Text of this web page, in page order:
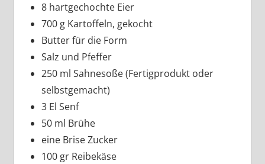
8 hartgechochte Eier
700 g Kartoffeln, gekocht
Butter für die Form
Salz und Pfeffer
250 ml Sahnesoße (Fertigprodukt oder
selbstgemacht)
3 El Senf
50 ml Brühe
eine Brise Zucker
100 gr Reibekäse